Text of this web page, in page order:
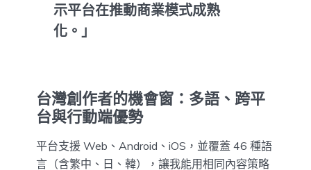
示平台在推動商業模式成熟
化。」
台灣創作者的機會窗：多語、跨平
台與行動端優勢
平台支援 Web、Android、iOS，並覆蓋 46 種語
言（含繁中、日、韓），讓我能用相同內容策略